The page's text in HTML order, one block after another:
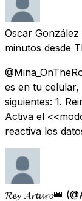
Oscar González
minutos desde
es en tu celular,
siguientes: 1.
Activa el
reactiva los
𝓡𝓮𝔂 𝓐𝓻𝓽𝓾𝓻𝓸👑